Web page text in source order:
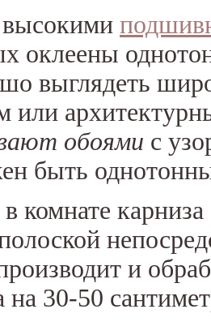
высокими
оклеены
выглядеть
или
обоями с
быть
комнате карниза
и
на 30-50